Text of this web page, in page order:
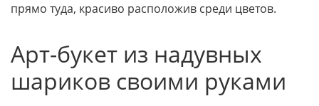
прямо туда, красиво расположив среди цветов.
Арт-букет из надувных
шариков своими руками